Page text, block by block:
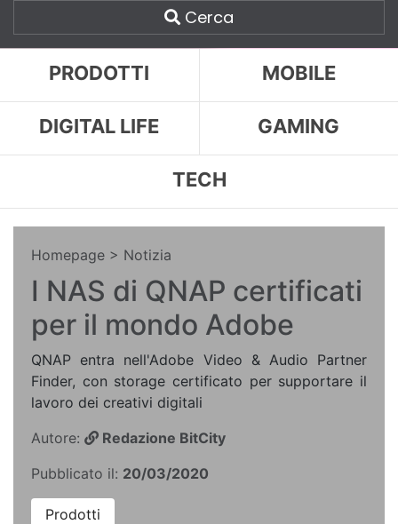
Cerca
PRODOTTI MOBILE
DIGITAL LIFE GAMING
TECH
Homepage > Notizia
I NAS di QNAP certificati
per il mondo Adobe
QNAP entra nell'Adobe Video & Audio Partner
Finder, con storage certificato per supportare il
lavoro dei creativi digitali
Autore:
Redazione BitCity
Pubblicato il: 20/03/2020
Prodotti